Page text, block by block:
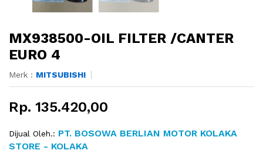
MX938500-OIL FILTER /CANTER
EURO 4
Merk : MITSUBISHI
Rp. 135.420,00
Dijual Oleh.: PT. BOSOWA BERLIAN MOTOR KOLAKA
STORE - KOLAKA